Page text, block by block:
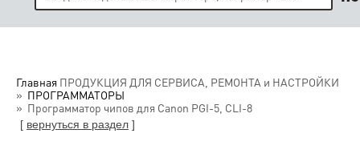
Главная ПРОДУКЦИЯ ДЛЯ СЕРВИСА, РЕМОНТА и НАСТРОЙКИ
ПРОГРАММАТОРЫ
Программатор чипов для Canon PGI-5, CLI-8
[ вернуться в раздел ]